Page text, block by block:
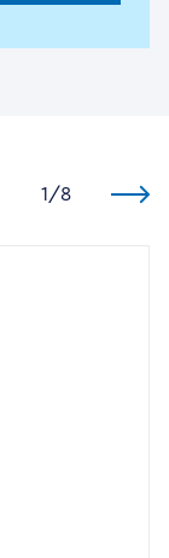
1 /8